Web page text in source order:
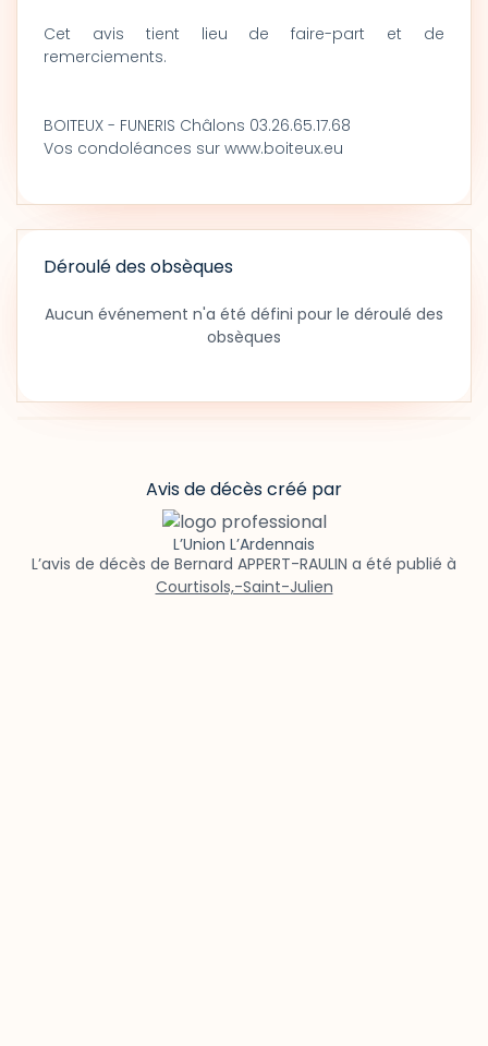
Cet avis tient lieu de faire-part et de
remerciements.
BOITEUX - FUNERIS Châlons 03.26.65.17.68
Vos condoléances sur www.boiteux.eu
Déroulé des obsèques
Aucun événement n'a été défini pour le déroulé des
obsèques
Avis de décès créé par
L’Union L’Ardennais
L’avis de décès de Bernard APPERT-RAULIN a été publié à
Courtisols,-Saint-Julien